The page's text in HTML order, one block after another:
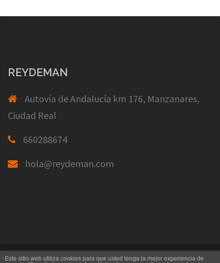
REYDEMAN
Autovía de Andalucía km 176, Manzanares,
Ciudad Real
660288674
hola@reydeman.com
Creado con WordPress|Tema:Sydneypor
Este sitio web utiliza cookies para que usted tenga la mejor experiencia de